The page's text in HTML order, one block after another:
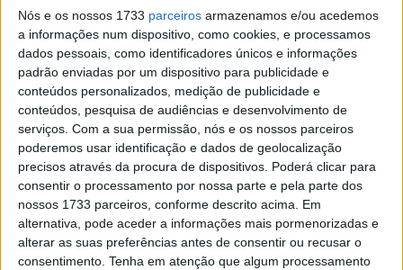
Nós e os nossos 1733 parceiros armazenamos e/ou acedemos
a informações num dispositivo, como cookies, e processamos
dados pessoais, como identificadores únicos e informações
padrão enviadas por um dispositivo para publicidade e
conteúdos personalizados, medição de publicidade e
conteúdos, pesquisa de audiências e desenvolvimento de
serviços. Com a sua permissão, nós e os nossos parceiros
poderemos usar identificação e dados de geolocalização
precisos através da procura de dispositivos. Poderá clicar para
consentir o processamento por nossa parte e pela parte dos
nossos 1733 parceiros, conforme descrito acima. Em
alternativa, pode aceder a informações mais pormenorizadas e
alterar as suas preferências antes de consentir ou recusar o
consentimento. Tenha em atenção que algum processamento
33.884 de Debise. Este contrariou a tendência Yamaha
ao colocar a ZXMoto na primeira fila, o que, pela forma
recente, deve ser suficiente para o vermos lutar pela
vitória nas corridas.
A segunda fila tem o líder Arenas seguido de Bayliss na
Triumph, numa rara demonstração de forma, e Garcia.
A Triumph de Booth-Amos seguiu-se na terceira fila ao
lado de Mahindra e Jespersen, que seria a primeira
Ducati já que Jaume Masia ficou na seguinte, atrás de
Caricasulo e Alcoba.
As corridas de Supersort aqui em Most terão 19 voltas,